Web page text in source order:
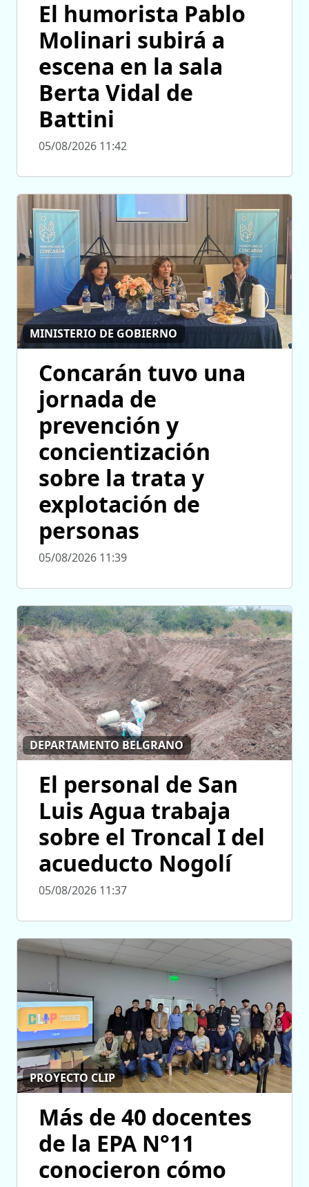
El humorista Pablo
Molinari subirá a
escena en la sala
Berta Vidal de
Battini
05/08/2026 11:42
MINISTERIO DE GOBIERNO
Concarán tuvo una
jornada de
prevención y
concientización
sobre la trata y
explotación de
personas
05/08/2026 11:39
DEPARTAMENTO BELGRANO
El personal de San
Luis Agua trabaja
sobre el Troncal I del
acueducto Nogolí
05/08/2026 11:37
PROYECTO CLIP
Más de 40 docentes
de la EPA N°11
conocieron cómo